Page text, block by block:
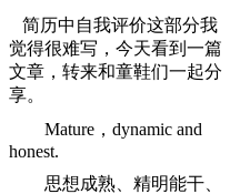
简历中自我评价这部分我
觉得很难写，今天看到一篇
文章，转来和童鞋们一起分
享。
Mature，dynamic and
honest.
思想成熟、精明能干、